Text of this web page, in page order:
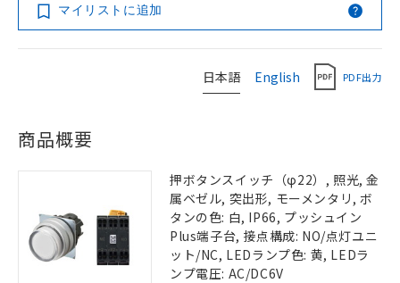
マイリストに追加
日本語 English PDF出力
商品概要
押ボタンスイッチ（φ22）, 照光, 金
属ベゼル, 突出形, モーメンタリ, ボ
タンの色: 白, IP66, プッシュイン
Plus端子台, 接点構成: NO/点灯ユニ
ット/NC, LEDランプ色: 黄, LEDラ
ンプ電圧: AC/DC6V